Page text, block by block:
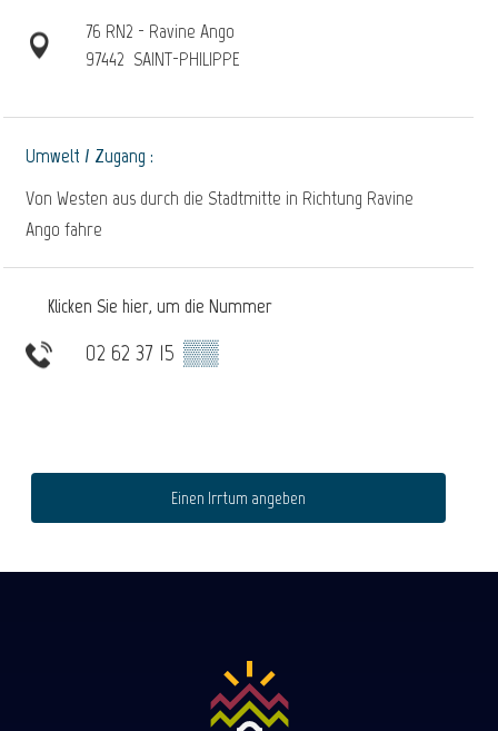
76 RN2 - Ravine Ango
97442 SAINT-PHILIPPE
Umwelt / Zugang :
Von Westen aus durch die Stadtmitte in Richtung Ravine
Ango fahre
Klicken Sie hier, um die Nummer
02 62 37 15 ▒▒
Einen Irrtum angeben